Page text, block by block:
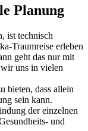
Planung
ist technisch
Traumreise erleben
geht das nur mit
uns in vielen
bieten, dass allein
sein kann.
der einzelnen
und